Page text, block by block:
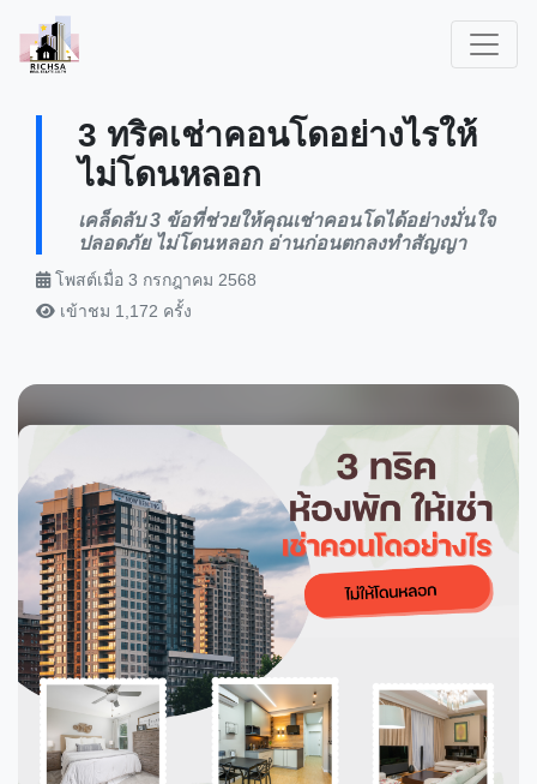
3 ทริคเช่าคอนโดอย่างไรให้
ไม่โดนหลอก
เคล็ดลับ 3 ข้อที่ช่วยให้คุณเช่าคอนโดได้อย่างมั่นใจ
ปลอดภัย ไม่โดนหลอก อ่านก่อนตกลงทำสัญญา
โพสต์เมื่อ 3 กรกฎาคม 2568
เข้าชม 1,172 ครั้ง